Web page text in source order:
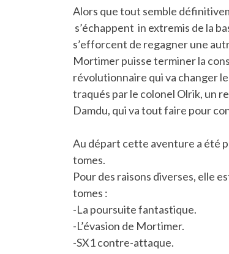
Alors que tout semble
s’échappent in extremis de la
s’efforcent de regagner une
Mortimer puisse terminer la
révolutionnaire qui va changer
traqués par le colonel Olrik, un
Damdu, qui va tout faire pour
Au départ cette aventure a été
tomes.
Pour des raisons diverses, elle
tomes :
-La poursuite fantastique.
-L’évasion de Mortimer.
-SX1 contre-attaque.